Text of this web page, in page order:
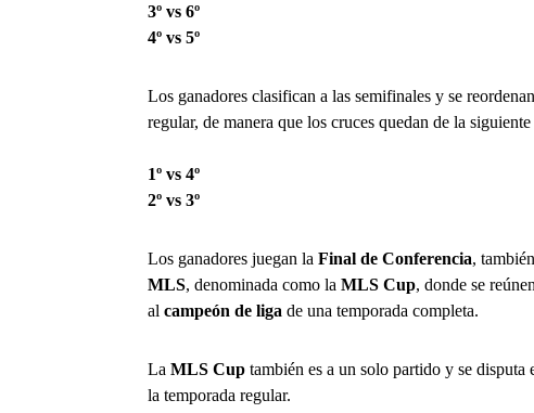
3º vs 6º
4º vs 5º
Los ganadores clasifican a las semifinales y se
regular, de manera que los cruces quedan de la
1º vs 4º
2º vs 3º
Los ganadores juegan la Final de Conferencia,
MLS, denominada como la MLS Cup, donde se
al campeón de liga de una temporada completa.
La MLS Cup también es a un solo partido y se
la temporada regular.